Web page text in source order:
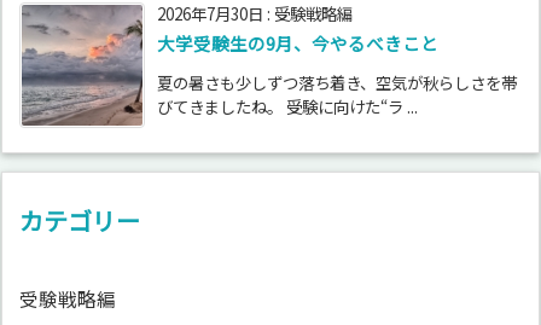
2026年7月30日 : 受験戦略編
大学受験生の9月、今やるべきこと
夏の暑さも少しずつ落ち着き、空気が秋らしさを帯
びてきましたね。 受験に向けた“ラ ...
カテゴリー
受験戦略編